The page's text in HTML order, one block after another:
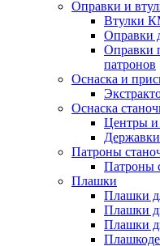
Оправки и
Втулки
Оправки
Оправки
патронов
Оснаска и
Оснаска
Центры и
Патроны
Патроны
Плашки
Плашки
Плашки
Плашки